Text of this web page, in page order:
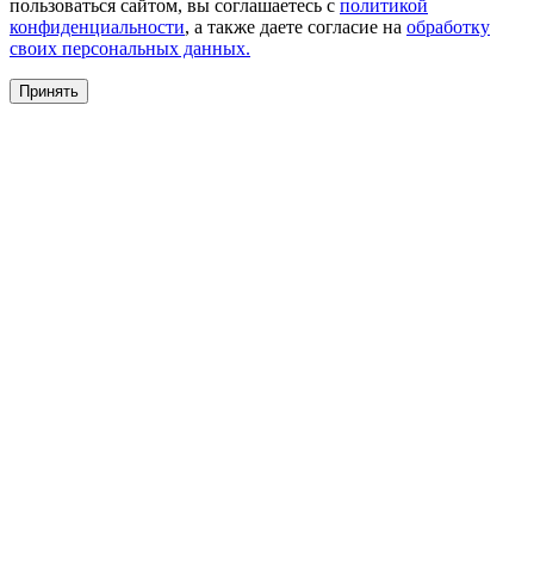
пользоваться сайтом, вы соглашаетесь с политикой
конфиденциальности, а также даете согласие на обработку
своих персональных данных.
Принять